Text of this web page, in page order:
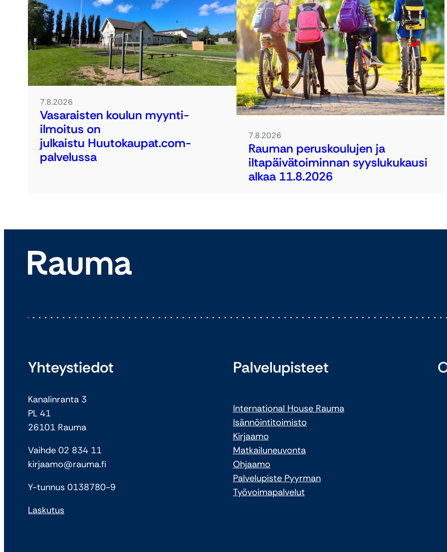
7.8.2026
Vasaraisten koulun myynti-
ilmoitus on
julkaistu Huutokaupat.com-
palvelussa
7.8.2026
Rauman peruskoulujen ja
iltapäivätoiminnan syyslukukausi
alkaa 11.8.2026
Yhteystiedot
Kanalinranta 3
PL 41
26101 Rauma
Vaihde 02 834 11
kirjaamo@rauma.fi
Y-tunnus 0138780-9
Laskutus
Palvelupisteet
International House Rauma
Isännöintitoimisto
Kirjaamo
Matkailuneuvonta
Ohjaamo
Palvelupiste Pyyrman
Työvoimapalvelut